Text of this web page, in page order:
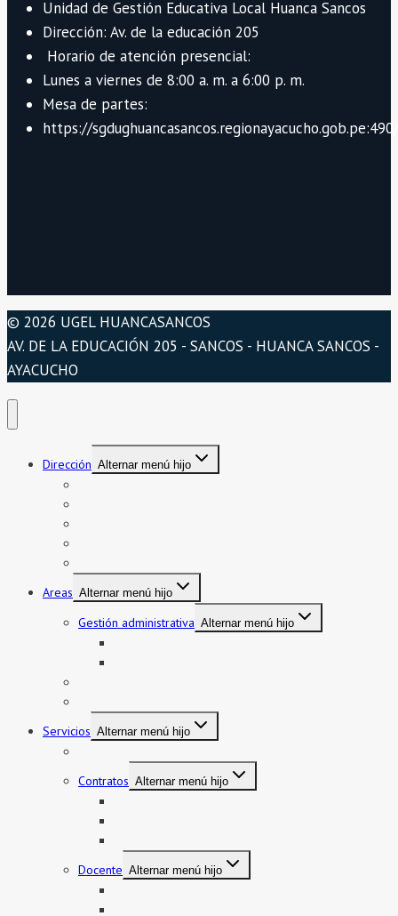
Unidad de Gestión Educativa Local Huanca Sancos
Dirección: Av. de la educación 205
Horario de atención presencial:
Lunes a viernes de 8:00 a. m. a 6:00 p. m.
Mesa de partes:
https://
© 2026 UGEL HUANCASANCOS
AV. DE LA EDUCACIÓN 205 - SANCOS - HUANCA SANCOS -
AYACUCHO
Dirección Alternar menú hijo
Areas Alternar menú hijo
Gestión administrativa Alternar menú hijo
Servicios Alternar menú hijo
Contratos Alternar menú hijo
Docente Alternar menú hijo